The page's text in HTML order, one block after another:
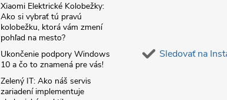
Xiaomi Elektrické Kolobežky:
Ako si vybrať tú pravú
kolobežku, ktorá vám zmení
pohľad na mesto?
Ukončenie podpory Windows
10 a čo to znamená pre vás!
Zelený IT: Ako náš servis
zariadení implementuje
Sledovať na